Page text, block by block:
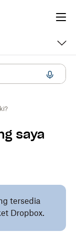
saya
tersedia
Dropbox.